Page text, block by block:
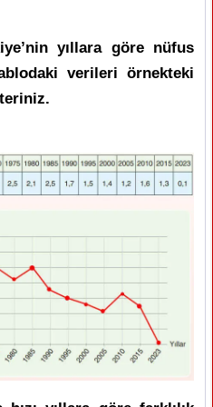
yıllara göre nüfus
verileri örnekteki